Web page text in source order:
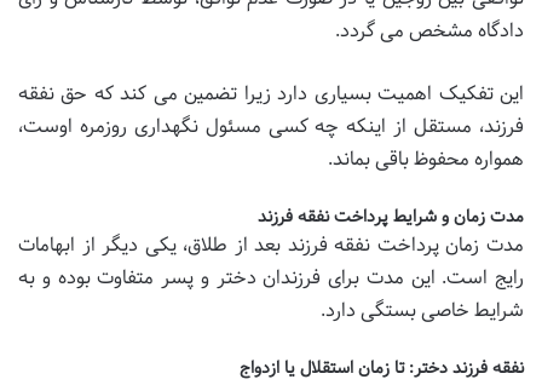
دادگاه مشخص می گردد.
این تفکیک اهمیت بسیاری دارد زیرا تضمین می کند که حق نفقه
فرزند، مستقل از اینکه چه کسی مسئول نگهداری روزمره اوست،
همواره محفوظ باقی بماند.
مدت زمان و شرایط پرداخت نفقه فرزند
مدت زمان پرداخت نفقه فرزند بعد از طلاق، یکی دیگر از ابهامات
رایج است. این مدت برای فرزندان دختر و پسر متفاوت بوده و به
شرایط خاصی بستگی دارد.
نفقه فرزند دختر: تا زمان استقلال یا ازدواج